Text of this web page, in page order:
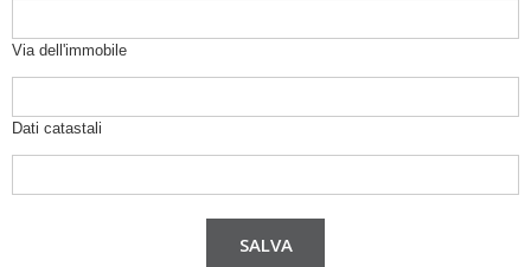
Via dell'immobile
Dati catastali